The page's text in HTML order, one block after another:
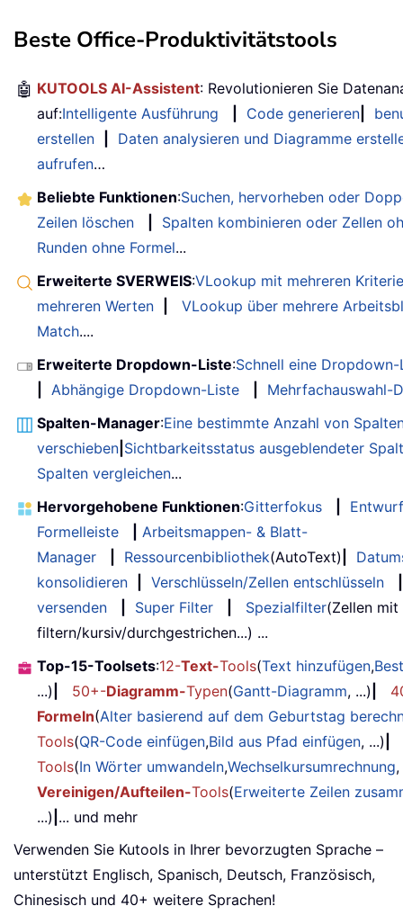
Beste Office-Produktivitätstools
🤖 KUTOOLS AI-Assistent: Revolutionieren Sie
auf:Intelligente Ausführung Code generieren
erstellen
Daten analysieren und Diagramme
aufrufen…
Beliebte Funktionen:Suchen, hervorheben oder
Zeilen löschen
Spalten kombinieren oder Zellen
Runden ohne Formel...
Erweiterte SVERWEIS:VLookup mit mehreren
mehreren Werten
VLookup über mehrere
Match....
Erweiterte Dropdown-Liste:Schnell eine
Abhängige Dropdown-Liste
Mehrfachauswahl-
Spalten-Manager:Eine bestimmte Anzahl von
verschieben Sichtbarkeitsstatus ausgeblendeter
Spalten vergleichen...
Hervorgehobene Funktionen:Gitterfokus
Entwurf
Formelleiste
Arbeitsmappen- & Blatt-
Manager
Ressourcenbibliothek(AutoText)
konsolidieren
Verschlüsseln/Zellen entschlüsseln
versenden
Super Filter Spezialfilter(Zellen
filtern/kursiv/durchgestrichen...) ...
Top-15-Toolsets:12-Text-Tools(Text hinzufügen,
...)
50+-Diagramm-Typen(Gantt-Diagramm, ...)
Formeln(Alter basierend auf dem Geburtstag
Tools(QR-Code einfügen,Bild aus Pfad einfügen, ...)
Tools(In Wörter umwandeln,Wechselkursumrechnung
Vereinigen/Aufteilen-Tools(Erweiterte Zeilen
...) ... und mehr
Verwenden Sie Kutools in Ihrer bevorzugten Sprache –
unterstützt Englisch, Spanisch, Deutsch, Französisch,
Chinesisch und 40+ weitere Sprachen!